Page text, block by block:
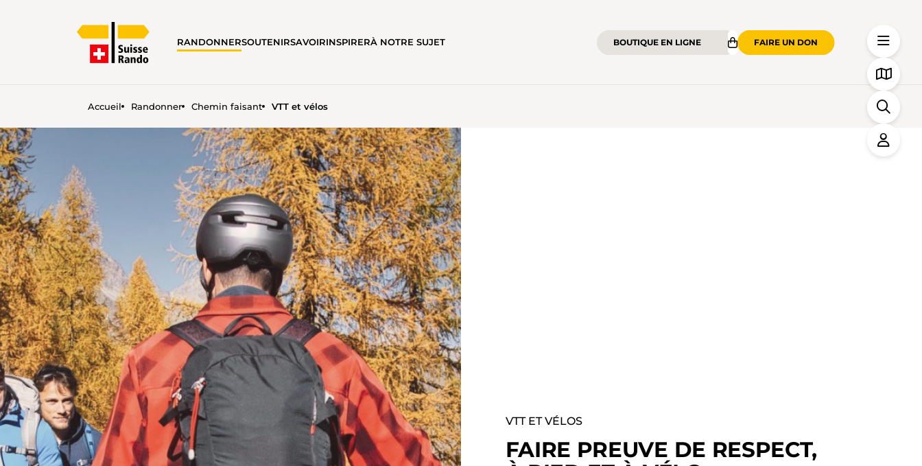
RANDONNERSOUTENIRSAVOIRINSPIRERÀ NOTRE SUJET BOUTIQUE EN LIGNE FAIRE UN DON
Accueil Randonner Chemin faisant VTT et vélos
VTT ET VÉLOS
VTT ET VÉLOS
FAIRE PREUVE DE RESPECT,